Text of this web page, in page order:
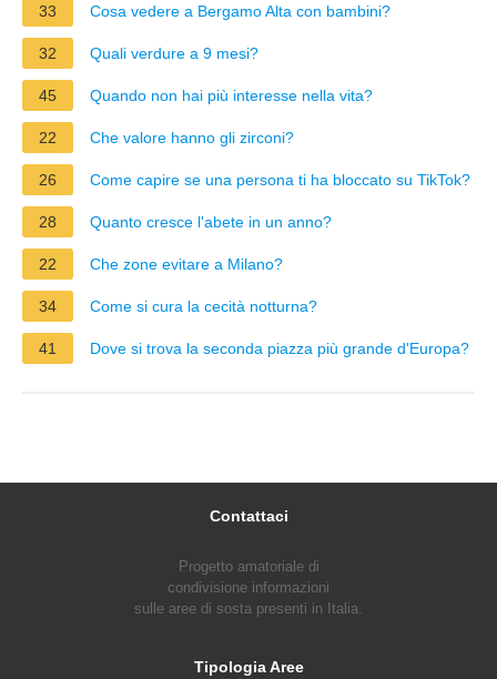
33 Cosa vedere a Bergamo Alta con bambini?
32 Quali verdure a 9 mesi?
45 Quando non hai più interesse nella vita?
22 Che valore hanno gli zirconi?
26 Come capire se una persona ti ha bloccato su TikTok?
28 Quanto cresce l'abete in un anno?
22 Che zone evitare a Milano?
34 Come si cura la cecità notturna?
41 Dove si trova la seconda piazza più grande d'Europa?
Contattaci
Progetto amatoriale di
condivisione informazioni
sulle aree di sosta presenti in Italia.
Tipologia Aree